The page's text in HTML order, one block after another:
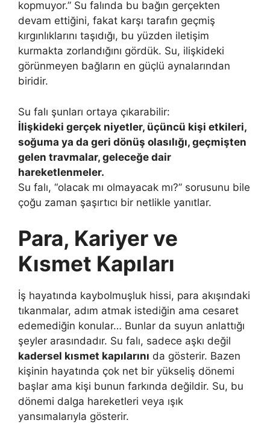
kopmuyor.” Su falında bu bağın gerçekten
devam ettiğini, fakat karşı tarafın geçmiş
kırgınlıklarını taşıdığı, bu yüzden iletişim
kurmakta zorlandığını gördük. Su, ilişkideki
görünmeyen bağların en güçlü aynalarından
biridir.
Su falı şunları ortaya çıkarabilir:
İlişkideki gerçek niyetler, üçüncü kişi etkileri,
soğuma ya da geri dönüş olasılığı, geçmişten
gelen travmalar, geleceğe dair
hareketlenmeler.
Su falı, “olacak mı olmayacak mı?” sorusunu bile
çoğu zaman şaşırtıcı bir netlikle yanıtlar.
Para, Kariyer ve
Kısmet Kapıları
İş hayatında kaybolmuşluk hissi, para akışındaki
tıkanmalar, adım atmak istediğin ama cesaret
edemediğin konular… Bunlar da suyun anlattığı
şeyler arasındadır. Su falı, sadece aşkı değil
kadersel kısmet kapılarını da gösterir. Bazen
kişinin hayatında çok net bir yükseliş dönemi
başlar ama kişi bunun farkında değildir. Su, bu
dönemi dalga hareketleri veya ışık
yansımalarıyla gösterir.